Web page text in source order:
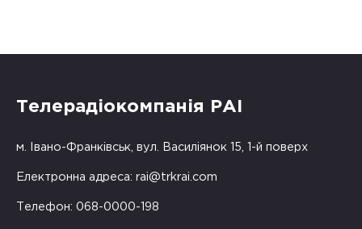
Телерадіокомпанія РАІ
м. Івано-Франківськ, вул. Василіянок 15, 1-й поверх
Електронна адреса: rai@trkrai.com
Телефон: 068-0000-198